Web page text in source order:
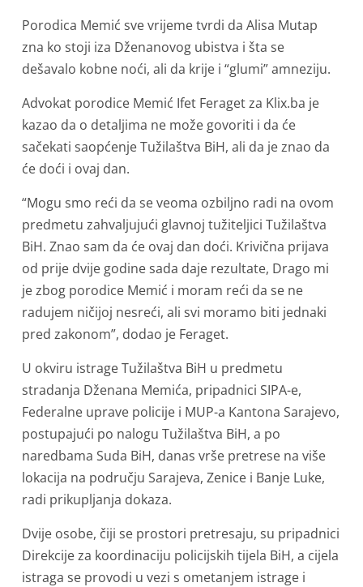
Porodica Memić sve vrijeme tvrdi da Alisa Mutap
zna ko stoji iza Dženanovog ubistva i šta se
dešavalo kobne noći, ali da krije i “glumi” amneziju.
Advokat porodice Memić Ifet Feraget za Klix.ba je
kazao da o detaljima ne može govoriti i da će
sačekati saopćenje Tužilaštva BiH, ali da je znao da
će doći i ovaj dan.
“Mogu smo reći da se veoma ozbiljno radi na ovom
predmetu zahvaljujući glavnoj tužiteljici Tužilaštva
BiH. Znao sam da će ovaj dan doći. Krivična prijava
od prije dvije godine sada daje rezultate, Drago mi
je zbog porodice Memić i moram reći da se ne
radujem ničijoj nesreći, ali svi moramo biti jednaki
pred zakonom”, dodao je Feraget.
U okviru istrage Tužilaštva BiH u predmetu
stradanja Dženana Memića, pripadnici SIPA-e,
Federalne uprave policije i MUP-a Kantona Sarajevo,
postupajući po nalogu Tužilaštva BiH, a po
naredbama Suda BiH, danas vrše pretrese na više
lokacija na području Sarajeva, Zenice i Banje Luke,
radi prikupljanja dokaza.
Dvije osobe, čiji se prostori pretresaju, su pripadnici
Direkcije za koordinaciju policijskih tijela BiH, a cijela
istraga se provodi u vezi s ometanjem istrage i